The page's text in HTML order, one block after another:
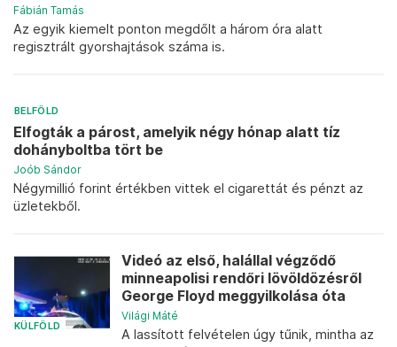
Fábián Tamás
Az egyik kiemelt ponton megdőlt a három óra alatt
regisztrált gyorshajtások száma is.
BELFÖLD
Elfogták a párost, amelyik négy hónap alatt tíz
dohányboltba tört be
Joób Sándor
Négymillió forint értékben vittek el cigarettát és pénzt az
üzletekből.
KÜLFÖLD
Videó az első, halállal végződő
minneapolisi rendőri lövöldözésről
George Floyd meggyilkolása óta
Világi Máté
A lassított felvételen úgy tűnik, mintha az